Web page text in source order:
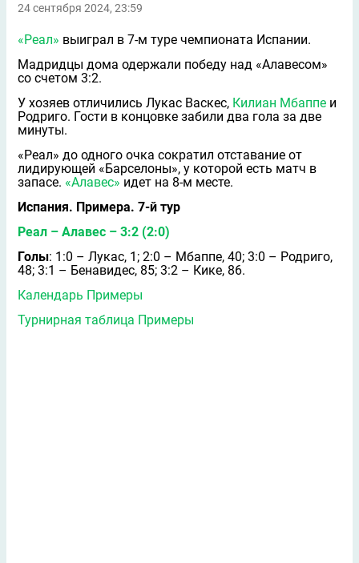
24 сентября 2024, 23:59
«Реал» выиграл в 7-м туре чемпионата Испании.
Мадридцы дома одержали победу над «Алавесом»
со счетом 3:2.
У хозяев отличились Лукас Васкес, Килиан Мбаппе и
Родриго. Гости в концовке забили два гола за две
минуты.
«Реал» до одного очка сократил отставание от
лидирующей «Барселоны», у которой есть матч в
запасе. «Алавес» идет на 8-м месте.
Испания. Примера. 7-й тур
Реал – Алавес – 3:2 (2:0)
Голы: 1:0 – Лукас, 1; 2:0 – Мбаппе, 40; 3:0 – Родриго,
48; 3:1 – Бенавидес, 85; 3:2 – Кике, 86.
Календарь Примеры
Турнирная таблица Примеры